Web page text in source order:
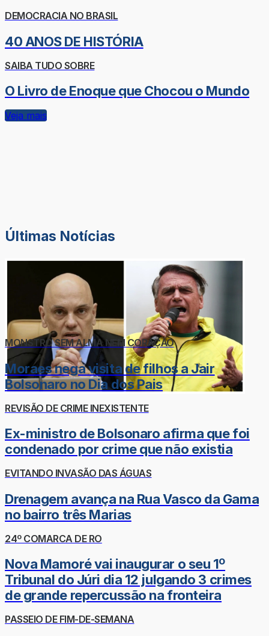
DEMOCRACIA NO BRASIL
40 ANOS DE HISTÓRIA
SAIBA TUDO SOBRE
O Livro de Enoque que Chocou o Mundo
Veja mais
Últimas Notícias
MONSTRO SEM ALMA NEM CORAÇÃO
Moraes nega visita de filhos a Jair
Bolsonaro no Dia dos Pais
REVISÃO DE CRIME INEXISTENTE
Ex-ministro de Bolsonaro afirma que foi
condenado por crime que não existia
EVITANDO INVASÃO DAS ÁGUAS
Drenagem avança na Rua Vasco da Gama
no bairro três Marias
24º COMARCA DE RO
Nova Mamoré vai inaugurar o seu 1º
Tribunal do Júri dia 12 julgando 3 crimes
de grande repercussão na fronteira
PASSEIO DE FIM-DE-SEMANA